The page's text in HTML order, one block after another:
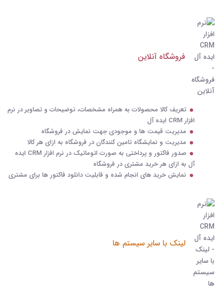
فروشگاه آنلاین
تعریف کالا محصولات به همراه مشخصات، توضیحات و تصاویر در نرم
افزار CRM ایده آل
مدیریت قیمت ها و موجودی جهت نمایش در فروشگاه
مدیریت و نمایشگاه تامین کنندگان در فروشگاه به ازای هر کالا
صدور فاکتور و پرداختی به صورت اتوماتیک در نرم افزار CRM ایده
آل به ازای هر خرید مشتری در فروشگاه
نمایش خرید های انجام شده و قابلیت دانلود فاکتور ها برای مشتری
لینک با سایر سیستم ها